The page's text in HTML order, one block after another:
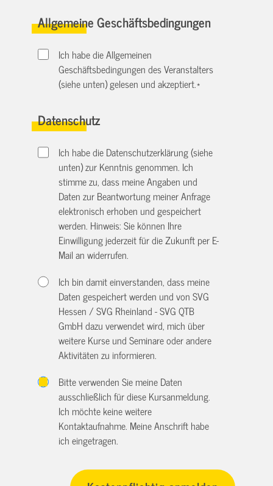
Allgemeine Geschäftsbedingungen
Ich habe die Allgemeinen
Geschäftsbedingungen des Veranstalters
(siehe unten) gelesen und akzeptiert.*
Datenschutz
Ich habe die Datenschutzerklärung (siehe
unten) zur Kenntnis genommen. Ich
stimme zu, dass meine Angaben und
Daten zur Beantwortung meiner Anfrage
elektronisch erhoben und gespeichert
werden. Hinweis: Sie können Ihre
Einwilligung jederzeit für die Zukunft per E-
Mail anwiderrufen.
Ich bin damit einverstanden, dass meine
Daten gespeichert werden und von SVG
Hessen / SVG Rheinland - SVG QTB
GmbH dazu verwendet wird, mich über
weitere Kurse und Seminare oder andere
Aktivitäten zu informieren.
Bitte verwenden Sie meine Daten
ausschließlich für diese Kursanmeldung.
Ich möchte keine weitere
Kontaktaufnahme. Meine Anschrift habe
ich eingetragen.